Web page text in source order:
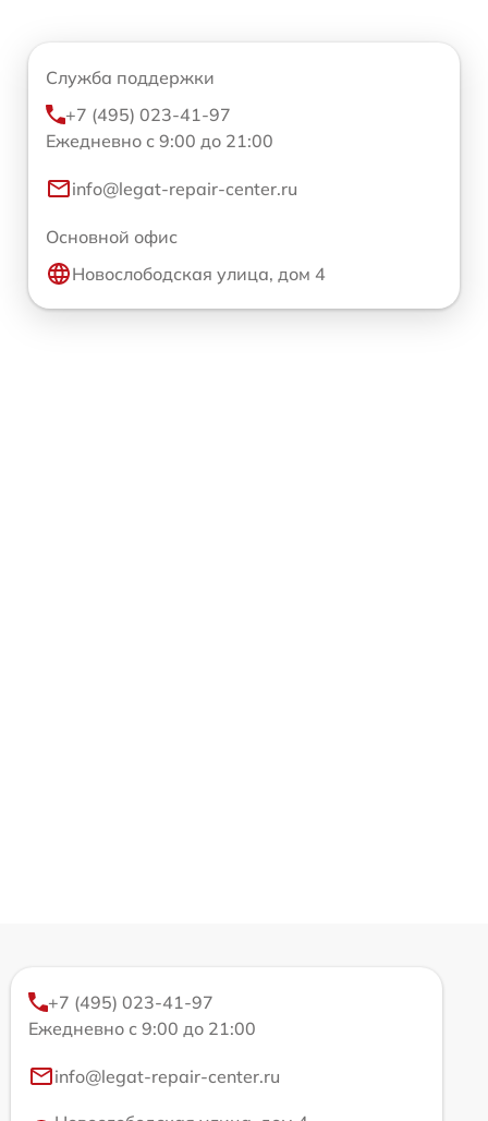
Служба поддержки
+7 (495) 023-41-97
Ежедневно с 9:00 до 21:00
info@legat-repair-center.ru
Основной офис
Новослободская улица, дом 4
+7 (495) 023-41-97
Ежедневно с 9:00 до 21:00
info@legat-repair-center.ru